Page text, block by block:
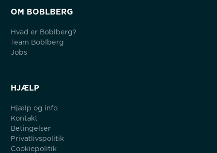
OM BOBLBERG
Hvad er Boblberg?
Team Boblberg
Jobs
HJÆLP
Hjælp og info
Kontakt
Betingelser
Privatlivspolitik
Cookiepolitik